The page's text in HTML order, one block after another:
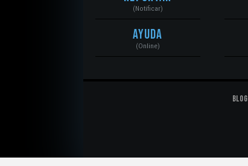
(Notificar)
Ayuda
(Online)
Blog